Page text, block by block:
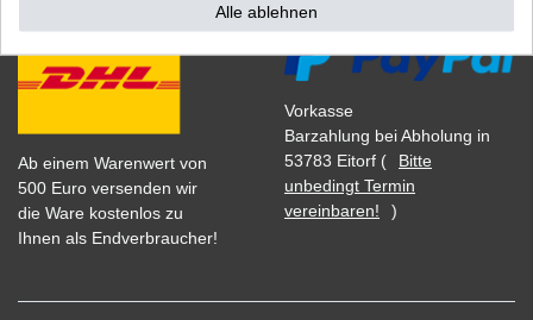
Ab einem Warenwert von
500 Euro versenden wir
die Ware kostenlos zu
Ihnen als Endverbraucher!
Vorkasse
Barzahlung bei Abholung in
53783 Eitorf (
Bitte
unbedingt Termin
vereinbaren!
)
Alle ablehnen